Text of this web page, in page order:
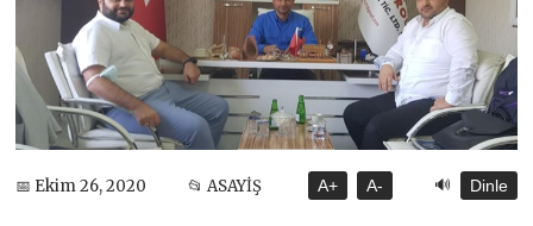
📅 Ekim 26, 2020 📂 ASAYİŞ A+ A- 🔊 Dinle